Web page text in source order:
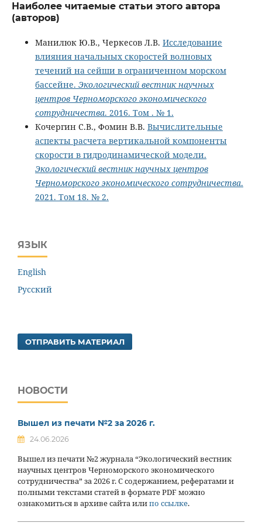
Наиболее читаемые статьи этого автора
(авторов)
Манилюк Ю.В., Черкесов Л.В. Исследование
влияния начальных скоростей волновых
течений на сейши в ограниченном морском
бассейне. Экологический вестник научных
центров Черноморского экономического
сотрудничества. 2016. Том . № 1.
Кочергин С.В., Фомин В.В. Вычислительные
аспекты расчета вертикальной компоненты
скорости в гидродинамической модели.
Экологический вестник научных центров
Черноморского экономического сотрудничества.
2021. Том 18. № 2.
ЯЗЫК
English
Русский
ОТПРАВИТЬ МАТЕРИАЛ
НОВОСТИ
Вышел из печати №2 за 2026 г.
24.06.2026
Вышел из печати №2 журнала “Экологический вестник
научных центров Черноморского экономического
сотрудничества” за 2026 г. С содержанием, рефератами и
полными текстами статей в формате PDF можно
ознакомиться в архиве сайта илипо ссылке.